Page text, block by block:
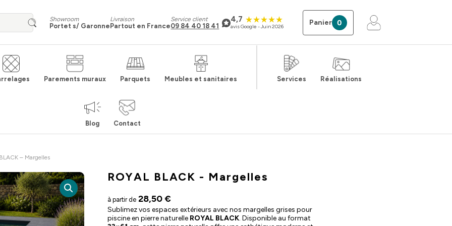
Showroom
Portet s/ Garonne
Livraison
Partout en France
Service client
09 84 40 18 41
4,7
avis Google - Juin 2026 Panier 0
Parements muraux Parquets Meubles et sanitaires Services Réalisations
Blog Contact
– Margelles
ROYAL BLACK - Margelles
à partir de 28,50€
Sublimez vos espaces extérieurs avec nos margelles grises pour
piscine en pierre naturelle ROYAL BLACK. Disponible au format